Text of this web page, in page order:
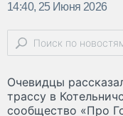
14:40, 25 Июня 2026
Очевидцы
трассу в
сообщество «Про